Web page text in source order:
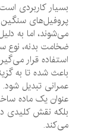
بسیار کاربردی است.
پروفیل‌های سنگین به دو
می‌شوند، اما به دلیل
ضخامت بدنه، نوع سیاه
استفاده قرار می‌گیرد.
باعث شده تا به
عمرانی تبدیل شود.
عنوان یک ماده
بلکه نقش کلیدی در
می‌کند.